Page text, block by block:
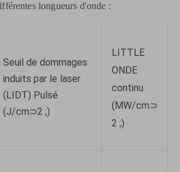
longueurs d'onde :
Seuil de dommages
induits par le laser
(LIDT) Pulsé
(J/cm⊃2 ;)
LITTLE
ONDE
continu
(MW/cm⊃
2 ;)